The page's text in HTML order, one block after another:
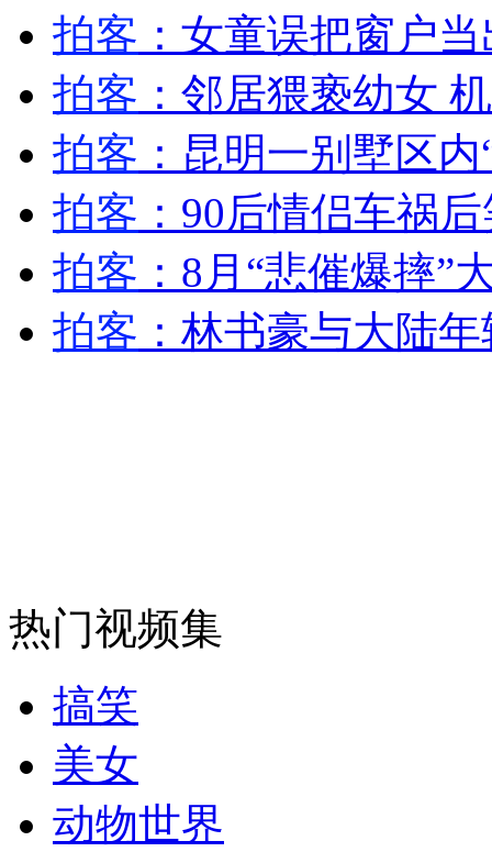
外交部：反对强权政治霸凌主义
安徽一实载49人客车翻车
司机酒驾遇交警 急速倒车逃窜
拍客 ：女童误把窗户
拍客 ：邻居猥亵幼女
拍客 ：昆明一别墅区
拍客 ：90后情侣车祸
拍客 ：8月“悲催爆摔”
拍客 ：林书豪与大陆
热门视频集
搞笑
美女
动物世界